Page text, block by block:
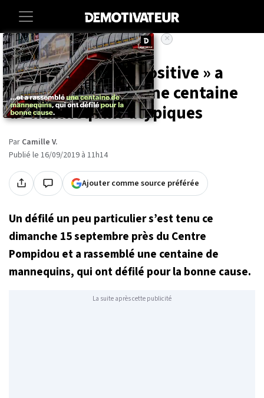
Accueil Societe
A Paris, le « body positive » a
rassemblé près d'une centaine
de mannequins atypiques
Par Camille V.
Publié le 16/09/2019 à 11h14
Ajouter comme source préférée
×
Un défilé un peu particulier s’est tenu ce
dimanche 15 septembre près du Centre
Pompidou et a rassemblé une centaine de
mannequins, qui ont défilé pour la bonne cause.
La suite après cette publicité